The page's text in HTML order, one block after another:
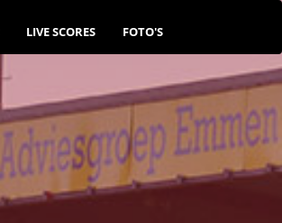
LIVE SCORES FOTO'S